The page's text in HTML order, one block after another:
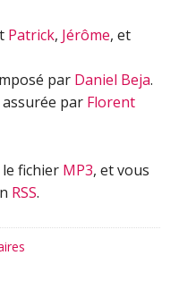
Patrick, Jérôme, et
par Daniel Beja.
par Florent
fichier MP3, et vous
RSS.